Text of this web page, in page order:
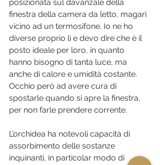
posizionata sul davanzale della
finestra della camera da letto, magari
vicino ad un termosifone. Io ne ho
diverse proprio lì e devo dire che è il
posto ideale per loro, in quanto
hanno bisogno di tanta luce, ma
anche di calore e umidità costante.
Occhio però ad avere cura di
spostarle quando si apre la finestra,
per non farle prendere corrente.
L’orchidea ha notevoli capacità di
assorbimento delle sostanze
inquinanti, in particolar modo di